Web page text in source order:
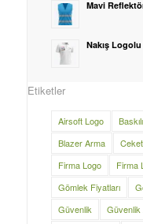
Mavi
Nakış
Etiketler
Airsoft Logo
Blazer Arma
Firma Logo
Firma
Gömlek Fiyatları
Güvenlik
Güvenlik